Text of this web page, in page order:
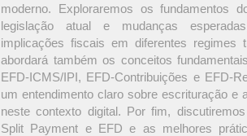
moderno. Exploraremos os fundamentos
legislação atual e mudanças
implicações fiscais em diferentes regimes
abordará também os conceitos
EFD-ICMS/IPI, EFD-Contribuições e EFD-
um entendimento claro sobre escrituração e
neste contexto digital. Por fim,
Split Payment e EFD e as melhores